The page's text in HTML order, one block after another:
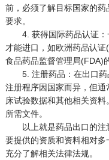
前，必须了解目标国家的
要求。
4. 获得国际药品认证：
才能进口，如欧洲药品认
食品药品监督管理局(FDA)
5. 注册药品：在出口药
注册程序因国家而异，但
床试验数据和其他相关资
所需文件。
以上就是药品出口的注
要提供的资质和资料相对
充分了解相关法律法规。